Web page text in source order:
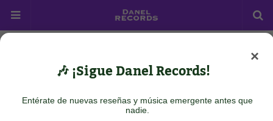
JANET DEVLIN - Emotional
Rodeo
×
🎶 ¡Sigue Danel Records!
Entérate de nuevas reseñas y música emergente antes que
nadie.